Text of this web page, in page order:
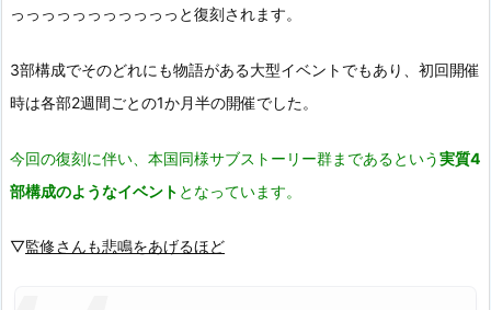
っっっっっっっっっっっと復刻されます。
3部構成でそのどれにも物語がある大型イベントでもあり、初回開催
時は各部2週間ごとの1か月半の開催でした。
今回の復刻に伴い、本国同様サブストーリー群まであるという実質4
部構成のようなイベント となっています。
▽監修さんも悲鳴をあげるほど